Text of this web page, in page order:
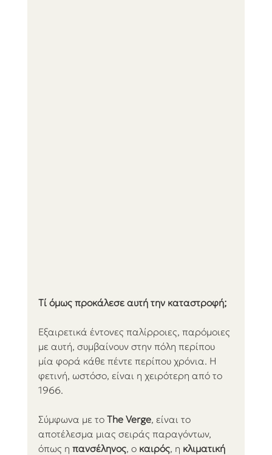
Τί όμως προκάλεσε αυτή την καταστροφή;
Εξαιρετικά έντονες παλίρροιες, παρόμοιες
με αυτή, συμβαίνουν στην πόλη περίπου
μία φορά κάθε πέντε περίπου χρόνια. Η
φετινή, ωστόσο, είναι η χειρότερη από το
1966.
Σύμφωνα με το The Verge, είναι το
αποτέλεσμα μιας σειράς παραγόντων,
όπως η πανσέληνος, ο καιρός, η κλιματική